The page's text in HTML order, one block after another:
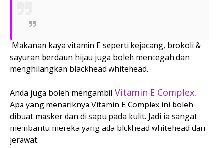
Makanan kaya vitamin E seperti kejacang, brokoli &
sayuran berdaun hijau juga boleh mencegah dan
menghilangkan blackhead whitehead.
Anda juga boleh mengambil Vitamin E Complex.
Apa yang menariknya Vitamin E Complex ini boleh
dibuat masker dan di sapu pada kulit. Jadi ia sangat
membantu mereka yang ada blckhead whitehead dan
jerawat.